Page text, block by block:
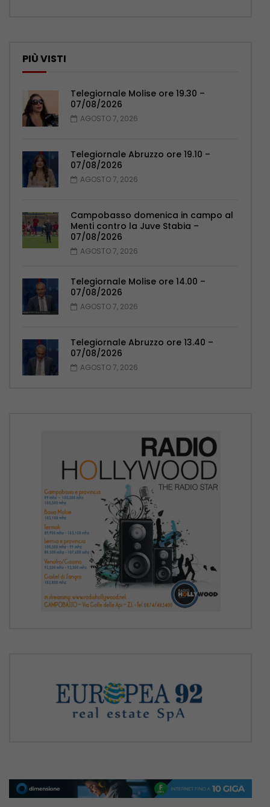
PIÙ VISTI
Telegiornale Molise ore 19.30 –
07/08/2026
AGOSTO 7, 2026
Telegiornale Abruzzo ore 19.10 –
07/08/2026
AGOSTO 7, 2026
Campobasso domenica in campo al
Menti contro la Juve Stabia –
07/08/2026
AGOSTO 7, 2026
Telegiornale Molise ore 14.00 –
07/08/2026
AGOSTO 7, 2026
Telegiornale Abruzzo ore 13.40 –
07/08/2026
AGOSTO 7, 2026